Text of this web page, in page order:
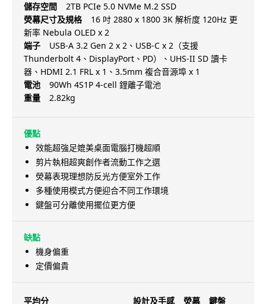
儲存空間
2TB PCIe 5.0 NVMe M.2 SSD
熒幕尺寸及規格
16 吋 2880 x 1800 3K 解析度 120Hz 更
新率 Nebula OLED x 2
端子
USB-A 3.2 Gen 2 x 2、USB-C x 2（支援
Thunderbolt 4、DisplayPort、PD）、UHS-II SD 讀卡
器、HDMI 2.1 FRL x 1、3.5mm 複合音源埠 x 1
電池
90Wh 4S1P 4-cell 鋰離子電池
重量
2.82kg
優點
效能超強足媲美桌面電腦打機超順
剪片執相超爽創作者流動工作之選
熒幕表現理想防反光方便室外工作
多種使用模式方便迎合不同工作環境
鍵盤可分離使用擺位更方便
缺點
機身偏重
定價偏貴
平均分 設計及手感 熒幕 鍵盤